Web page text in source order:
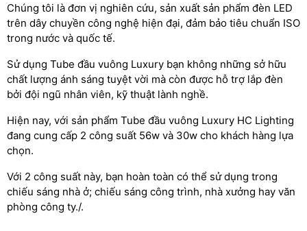
Chúng tôi là đơn vị nghiên cứu, sản xuất sản phẩm đèn LED
trên dây chuyền công nghệ hiện đại, đảm bảo tiêu chuẩn ISO
trong nước và quốc tế.
Sử dụng Tube đầu vuông Luxury bạn không những sở hữu
chất lượng ánh sáng tuyệt vời mà còn được hỗ trợ lắp đèn
bởi đội ngũ nhân viên, kỹ thuật lành nghề.
Hiện nay, với sản phẩm Tube đầu vuông Luxury HC Lighting
đang cung cấp 2 công suất 56w và 30w cho khách hàng lựa
chọn.
Với 2 công suất này, bạn hoàn toàn có thể sử dụng trong
chiếu sáng nhà ở; chiếu sáng công trình, nhà xưởng hay văn
phòng công ty./.